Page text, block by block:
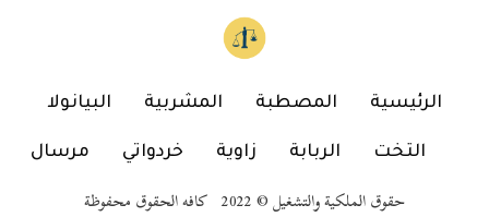
الرئيسية المصطبة المشربية البيانولا
التخت الربابة زاوية خردواتي مرسال
حقوق الملكية والتشغيل © 2022 كافه الحقوق محفوظة